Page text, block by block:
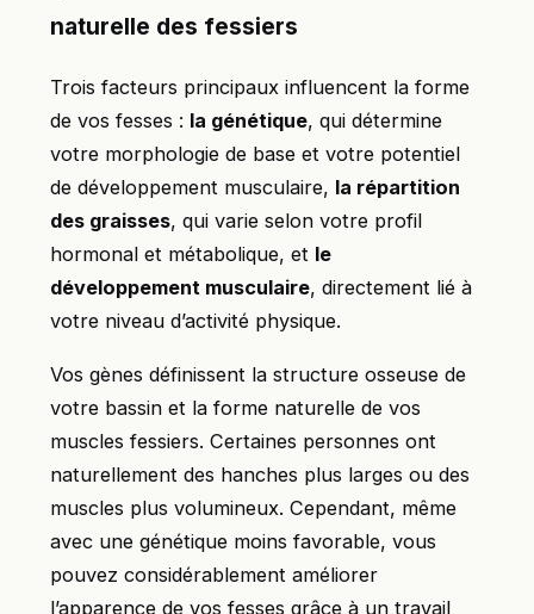
naturelle des fessiers
Trois facteurs principaux influencent la forme
de vos fesses : la génétique, qui détermine
votre morphologie de base et votre potentiel
de développement musculaire, la répartition
des graisses, qui varie selon votre profil
hormonal et métabolique, et le
développement musculaire, directement lié à
votre niveau d’activité physique.
Vos gènes définissent la structure osseuse de
votre bassin et la forme naturelle de vos
muscles fessiers. Certaines personnes ont
naturellement des hanches plus larges ou des
muscles plus volumineux. Cependant, même
avec une génétique moins favorable, vous
pouvez considérablement améliorer
l’apparence de vos fesses grâce à un travail